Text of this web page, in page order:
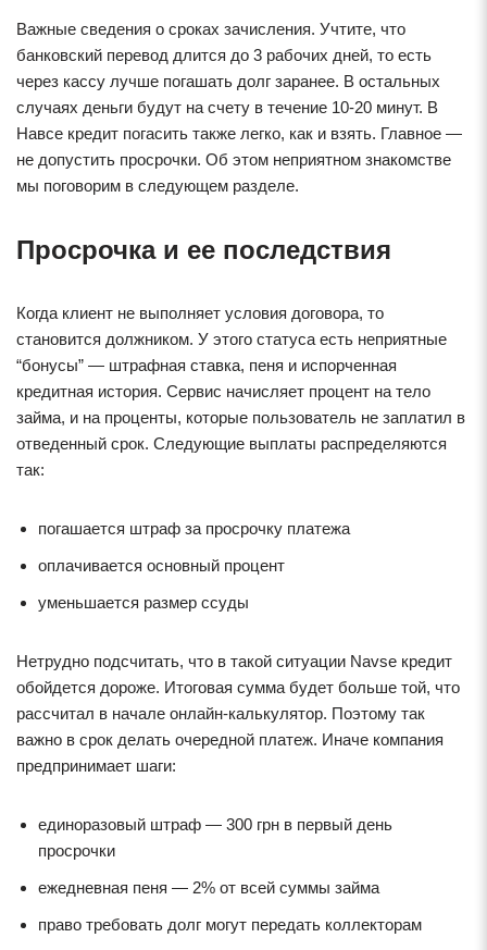
Важные сведения о сроках зачисления. Учтите, что
банковский перевод длится до 3 рабочих дней, то есть
через кассу лучше погашать долг заранее. В остальных
случаях деньги будут на счету в течение 10-20 минут. В
Навсе кредит погасить также легко, как и взять. Главное —
не допустить просрочки. Об этом неприятном знакомстве
мы поговорим в следующем разделе.
Просрочка и ее последствия
Когда клиент не выполняет условия договора, то
становится должником. У этого статуса есть неприятные
“бонусы” — штрафная ставка, пеня и испорченная
кредитная история. Сервис начисляет процент на тело
займа, и на проценты, которые пользователь не заплатил в
отведенный срок. Следующие выплаты распределяются
так:
погашается штраф за просрочку платежа
оплачивается основный процент
уменьшается размер ссуды
Нетрудно подсчитать, что в такой ситуации Navse кредит
обойдется дороже. Итоговая сумма будет больше той, что
рассчитал в начале онлайн-калькулятор. Поэтому так
важно в срок делать очередной платеж. Иначе компания
предпринимает шаги:
единоразовый штраф — 300 грн в первый день
просрочки
ежедневная пеня — 2% от всей суммы займа
право требовать долг могут передать коллекторам